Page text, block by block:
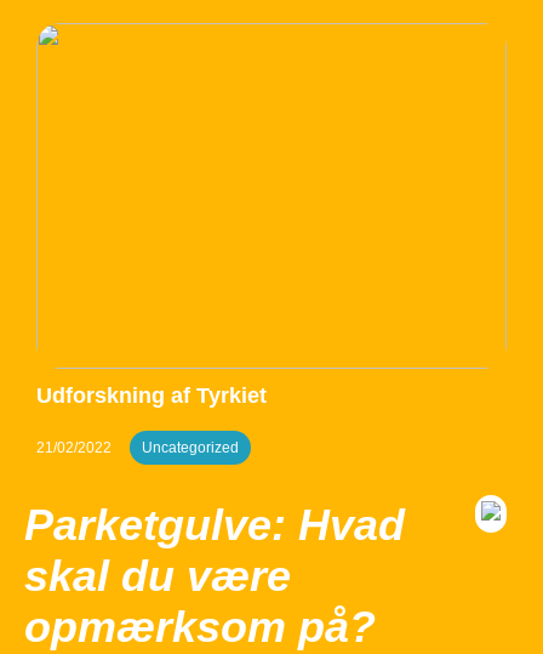
Udforskning af Tyrkiet
21/02/2022 Uncategorized
Parketgulve: Hvad
skal du være
opmærksom på?